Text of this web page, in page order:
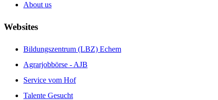
About us
Websites
Bildungszentrum (LBZ) Echem
Agrarjobbörse - AJB
Service vom Hof
Talente Gesucht